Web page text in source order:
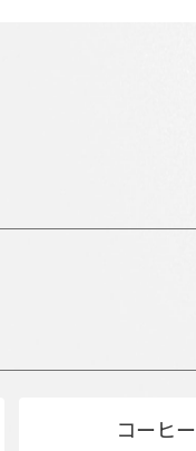
コーヒ